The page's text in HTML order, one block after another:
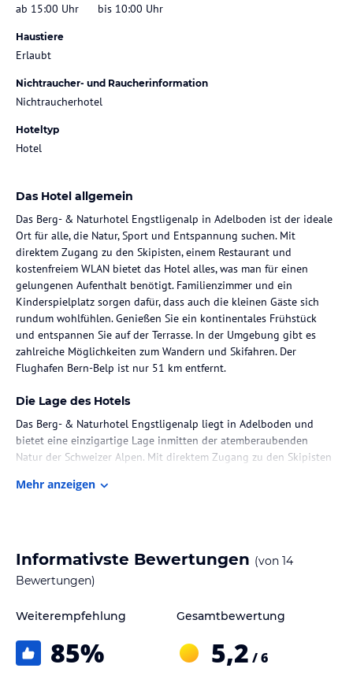
ab 15:00 Uhr bis 10:00 Uhr
Haustiere
Erlaubt
Nichtraucher- und Raucherinformation
Nichtraucherhotel
Hoteltyp
Hotel
Das Hotel allgemein
Das Berg- & Naturhotel Engstligenalp in Adelboden ist der ideale
Ort für alle, die Natur, Sport und Entspannung suchen. Mit
direktem Zugang zu den Skipisten, einem Restaurant und
kostenfreiem WLAN bietet das Hotel alles, was man für einen
gelungenen Aufenthalt benötigt. Familienzimmer und ein
Kinderspielplatz sorgen dafür, dass auch die kleinen Gäste sich
rundum wohlfühlen. Genießen Sie ein kontinentales Frühstück
und entspannen Sie auf der Terrasse. In der Umgebung gibt es
zahlreiche Möglichkeiten zum Wandern und Skifahren. Der
Flughafen Bern-Belp ist nur 51 km entfernt.
Die Lage des Hotels
Das Berg- & Naturhotel Engstligenalp liegt in Adelboden und
bietet eine einzigartige Lage inmitten der atemberaubenden
Natur der Schweizer Alpen. Mit direktem Zugang zu den Skipisten
Sommer bietet die Umgebung zahlreiche Möglichkeiten zum
Zimmer / Unterbringung im Hotel
Das Berg- & Naturhotel Engstligenalp bietet komfortable
Kostenfreies WLAN ist in allen Zimmern verfügbar.
Gastronomie im Hotel
Das Hotel verfügt über ein Restaurant, in dem täglich ein
Mehr anzeigen
Informativste Bewertungen (von 14
Bewertungen)
Weiterempfehlung
85%
Gesamtbewertung
5,2 / 6